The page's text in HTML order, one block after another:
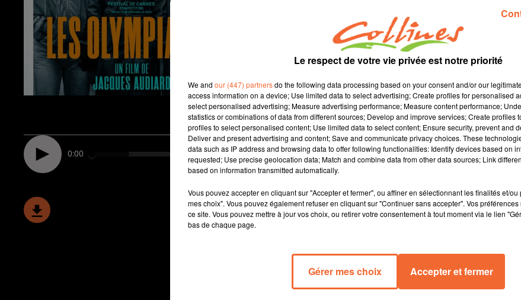
programmateur au Fauteuil Rouge à Bressuire, vous propose
son coup de coeur.
0:00 2 min
Le respect de votre vie privée est notre priorité
We and our (447) partnersdo the following data processing based on your consent and/or our
access information on a device; Use limited data to select advertising; Create profiles for personalised
select personalised advertising; Measure advertising performance; Measure content performance;
statistics or combinations of data from different sources; Develop and improve services; Create profiles
profiles to select personalised content; Use limited data to select content; Ensure security, prevent and
Deliver and present advertising and content; Save and communicate privacy choices. These
data such as IP address and browsing data to offer following functionalities: Identify devices based on
requested; Use precise geolocation data; Match and combine data from other data sources; Link
based on information transmitted automatically.
Vous pouvez accepter en cliquant sur "Accepter et fermer", ou affiner en sélectionnant les finalités et/
mes choix". Vous pouvez également refuser en cliquant sur "Continuer sans accepter". Vos
ce site. Vous pouvez mettre à jour vos choix, ou retirer votre consentement à tout moment via le lien
bas de chaque page.
Gérer mes choix Accepter et fermer